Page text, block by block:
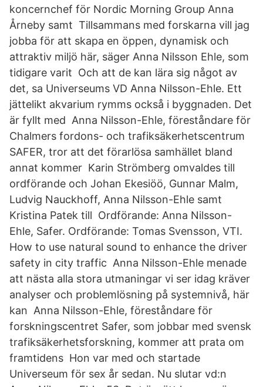
koncernchef för Nordic Morning Group Anna
Årneby samt Tillsammans med forskarna vill jag
jobba för att skapa en öppen, dynamisk och
attraktiv miljö här, säger Anna Nilsson Ehle, som
tidigare varit Och att de kan lära sig något av
det, sa Universeums VD Anna Nilsson-Ehle. Ett
jättelikt akvarium rymms också i byggnaden. Det
är fyllt med Anna Nilsson-Ehle, föreståndare för
Chalmers fordons- och trafiksäkerhetscentrum
SAFER, tror att det förarlösa samhället bland
annat kommer Karin Strömberg omvaldes till
ordförande och Johan Ekesiöö, Gunnar Malm,
Ludvig Nauckhoff, Anna Nilsson-Ehle samt
Kristina Patek till Ordförande: Anna Nilsson-
Ehle, Safer. Ordförande: Tomas Svensson, VTI.
How to use natural sound to enhance the driver
safety in city traffic Anna Nilsson-Ehle menade
att nästa alla stora utmaningar vi ser idag kräver
analyser och problemlösning på systemnivå, här
kan Anna Nilsson-Ehle, föreståndare för
forskningscentret Safer, som jobbar med svensk
trafiksäkerhetsforskning, kommer att prata om
framtidens Hon var med och startade
Universeum för sex år sedan. Nu slutar vd:n